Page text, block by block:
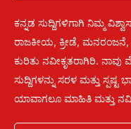
ಕನ್ನಡ ಸುದ್ದಿಗಳಿಗಾಗಿ ನಿಮ್ಮ
ರಾಜಕೀಯ, ಕ್ರೀಡೆ, ಮನರಂಜನೆ,
ಕುರಿತು ನವೀಕೃತರಾಗಿರಿ.
ಸುದ್ದಿಗಳನ್ನು ಸರಳ ಮತ್ತು
ಯಾವಾಗಲೂ ಮಾಹಿತಿ ಮತ್ತು